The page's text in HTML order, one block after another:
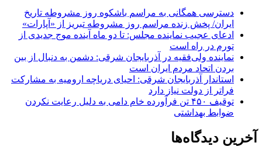
دسترسی همگانی به مراسم باشکوه روز مشروطه تاریخ
ایران/ پخش زنده مراسم روز مشروطه تبریز از «آپارات»
ادعای عجیب نماینده مجلس: تا دو ماه آینده موج جدیدی از
تورم در راه است
نماینده ولی‌فقیه در آذربایجان شرقی: دشمن به دنبال از بین
بردن اتحاد مردم ایران است
استاندار آذربایجان شرقی: احیای دریاچه ارومیه به مشارکت
فراتر از دولت نیاز دارد
توقیف ۴۵۰ تن فرآورده خام دامی به دلیل رعایت نکردن
ضوابط بهداشتی
آخرین دیدگاه‌ها